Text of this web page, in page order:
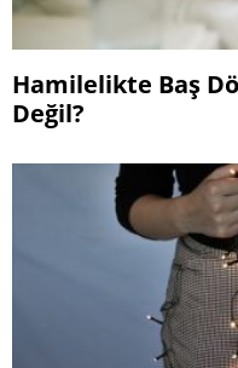
Hamilelikte Baş
Değil?